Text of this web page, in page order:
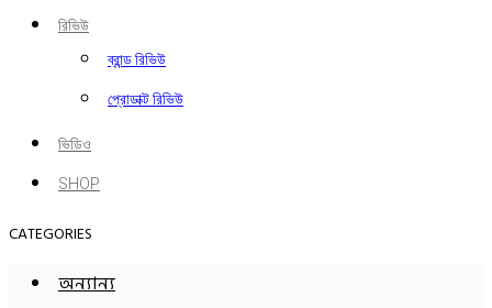
রিভিউ
ব্রান্ড রিভিউ
প্রোডাক্ট রিভিউ
ভিডিও
SHOP
CATEGORIES
অন্যান্য